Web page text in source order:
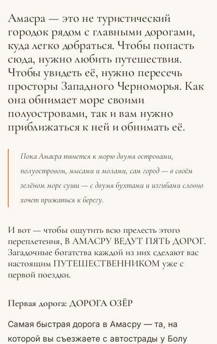
Амасра — это не туристический
городок рядом с главными дорогами,
куда легко добраться. Чтобы попасть
сюда, нужно любить путешествия.
Чтобы увидеть её, нужно пересечь
просторы Западного Черноморья. Как
она обнимает море своими
полуостровами, так и вам нужно
приближаться к ней и обнимать её.
Пока Амасра тянется к морю двумя островами,
полуостровом, мысами и молами, сам город — в своём
зелёном море суши — с двумя бухтами и изгибами словно
хочет прижаться к берегу.
И вот — чтобы ощутить всю прелесть этого
переплетения, В АМАСРУ ВЕДУТ ПЯТЬ ДОРОГ.
Загадочные богатства каждой из них сделают вас
настоящим ПУТЕШЕСТВЕННИКОМ уже с
первой поездки.
Первая дорога: ДОРОГА ОЗЁР
Самая быстрая дорога в Амасру — та, на
которой вы съезжаете с автострады у Болу